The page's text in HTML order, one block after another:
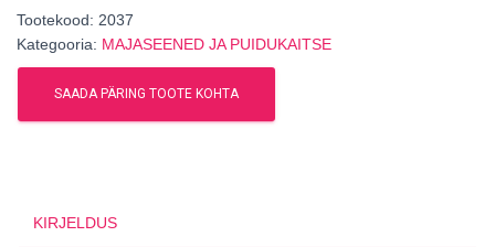
Nano,
kogus
Tootekood: 2037
Kategooria: MAJASEENED JA PUIDUKAITSE
SAADA PÄRING TOOTE KOHTA
KIRJELDUS